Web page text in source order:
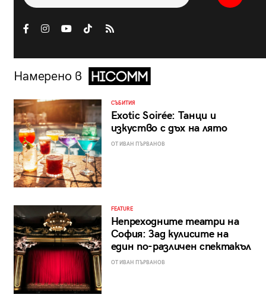
Намерено в
СЪБИТИЯ
Exotic Soirée: Танци и
изкуство с дъх на лято
ОТ ИВАН ПЪРВАНОВ
FEATURE
Непреходните театри на
София: Зад кулисите на
един по-различен спектакъл
ОТ ИВАН ПЪРВАНОВ